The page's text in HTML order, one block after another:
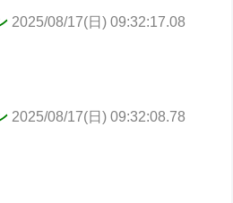
2025/08/17(日) 09:32:17.08
2025/08/17(日) 09:32:08.78